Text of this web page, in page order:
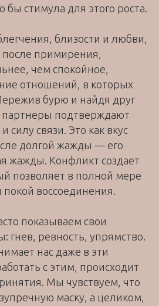
бы стимула для этого роста.
близости и любви,
после примирения,
чем спокойное,
отношений, в которых
бурю и найдя друг
партнеры подтверждают
силу связи. Это как вкус
долгой жажды — его
жажды. Конфликт создает
позволяет в полной мере
воссоединения.
показываем свои
гнев, ревность, упрямство.
нас даже в эти
с этим, происходит
Мы чувствуем, что
маску, а целиком,